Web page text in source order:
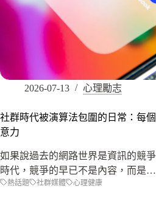
2026-07-13 心理勵志
社群時代被演算法包圍的日常：每
意力
如果說過去的網路世界是資訊的競
時代，競爭的早已不是內容，而是…
熱話題 社群媒體 心理健康